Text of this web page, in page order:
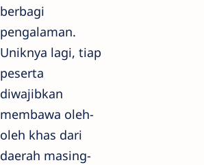
berbagi
pengalaman.
Uniknya lagi, tiap
peserta
diwajibkan
membawa oleh-
oleh khas dari
daerah masing-